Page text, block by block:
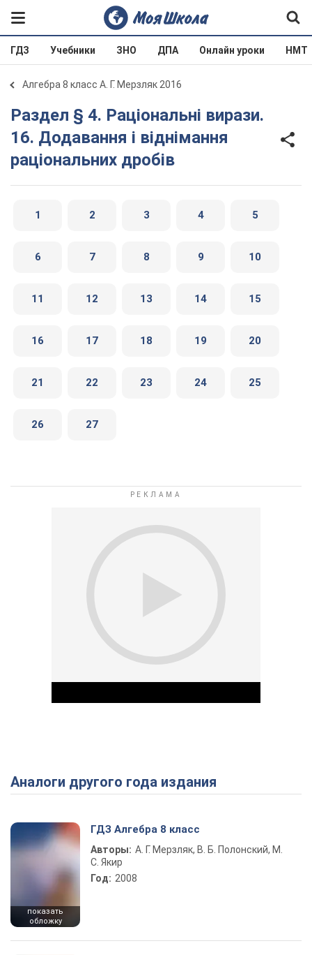
ГДЗ Учебники ЗНО ДПА Онлайн уроки НМТ
Алгебра 8 класс А. Г. Мерзляк 2016
Раздел § 4. Раціональні вирази.
16. Додавання і віднімання
раціональних дробів
1 2 3 4 5
6 7 8 9 10
11 12 13 14 15
16 17 18 19 20
21 22 23 24 25
26 27
Play Video
Аналоги другого года издания
показать
обложку
ГДЗ Алгебра 8 класс
Авторы: А. Г. Мерзляк, В. Б. Полонский, М.
С. Якир
Год: 2008